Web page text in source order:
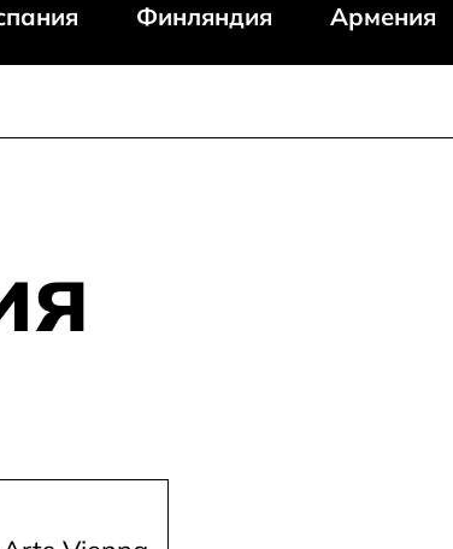
Финляндия Армения